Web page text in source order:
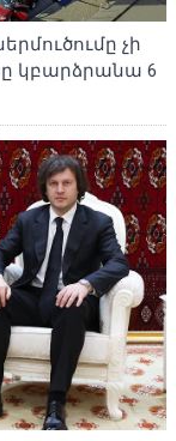
չի
կբարձրանա 6